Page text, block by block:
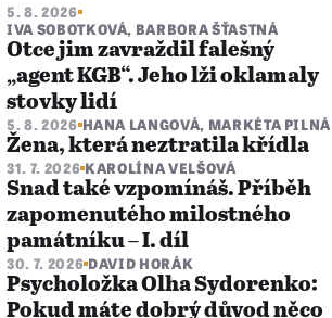
5. 8. 2026
IVA SOBOTKOVÁ, BARBORA ŠŤASTNÁ
Otce jim zavraždil falešný
„agent KGB“. Jeho lži oklamaly
stovky lidí
5. 8. 2026 HANA LANGOVÁ, MARKÉTA PILNÁ
Žena, která neztratila křídla
31. 7. 2026 KAROLÍNA VELŠOVÁ
Snad také vzpomínáš. Příběh
zapomenutého milostného
památníku – I. díl
30. 7. 2026 DAVID HORÁK
Psycholožka Olha Sydorenko:
Pokud máte dobrý důvod něco